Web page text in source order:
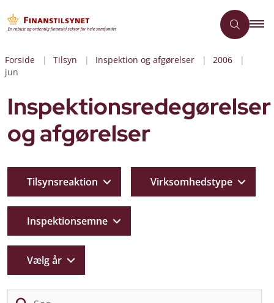
Forside Tilsyn Inspektion og afgørelser
2006
jun
Inspektionsredegørelser
og afgørelser
Tilsynsreaktion Virksomhedstype
Inspektionsemne
Vælg år